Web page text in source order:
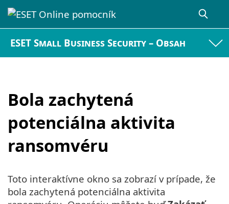
ESET Small Business Security – Obsah
Bola zachytená
potenciálna aktivita
ransomvéru
Toto interaktívne okno sa zobrazí v prípade, že
bola zachytená potenciálna aktivita